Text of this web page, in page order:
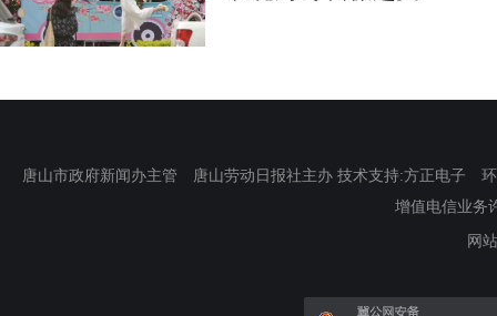
唐山市政府新闻办主管 唐山劳动日报社主办 技术支持:方正电子
增值电信业务
网